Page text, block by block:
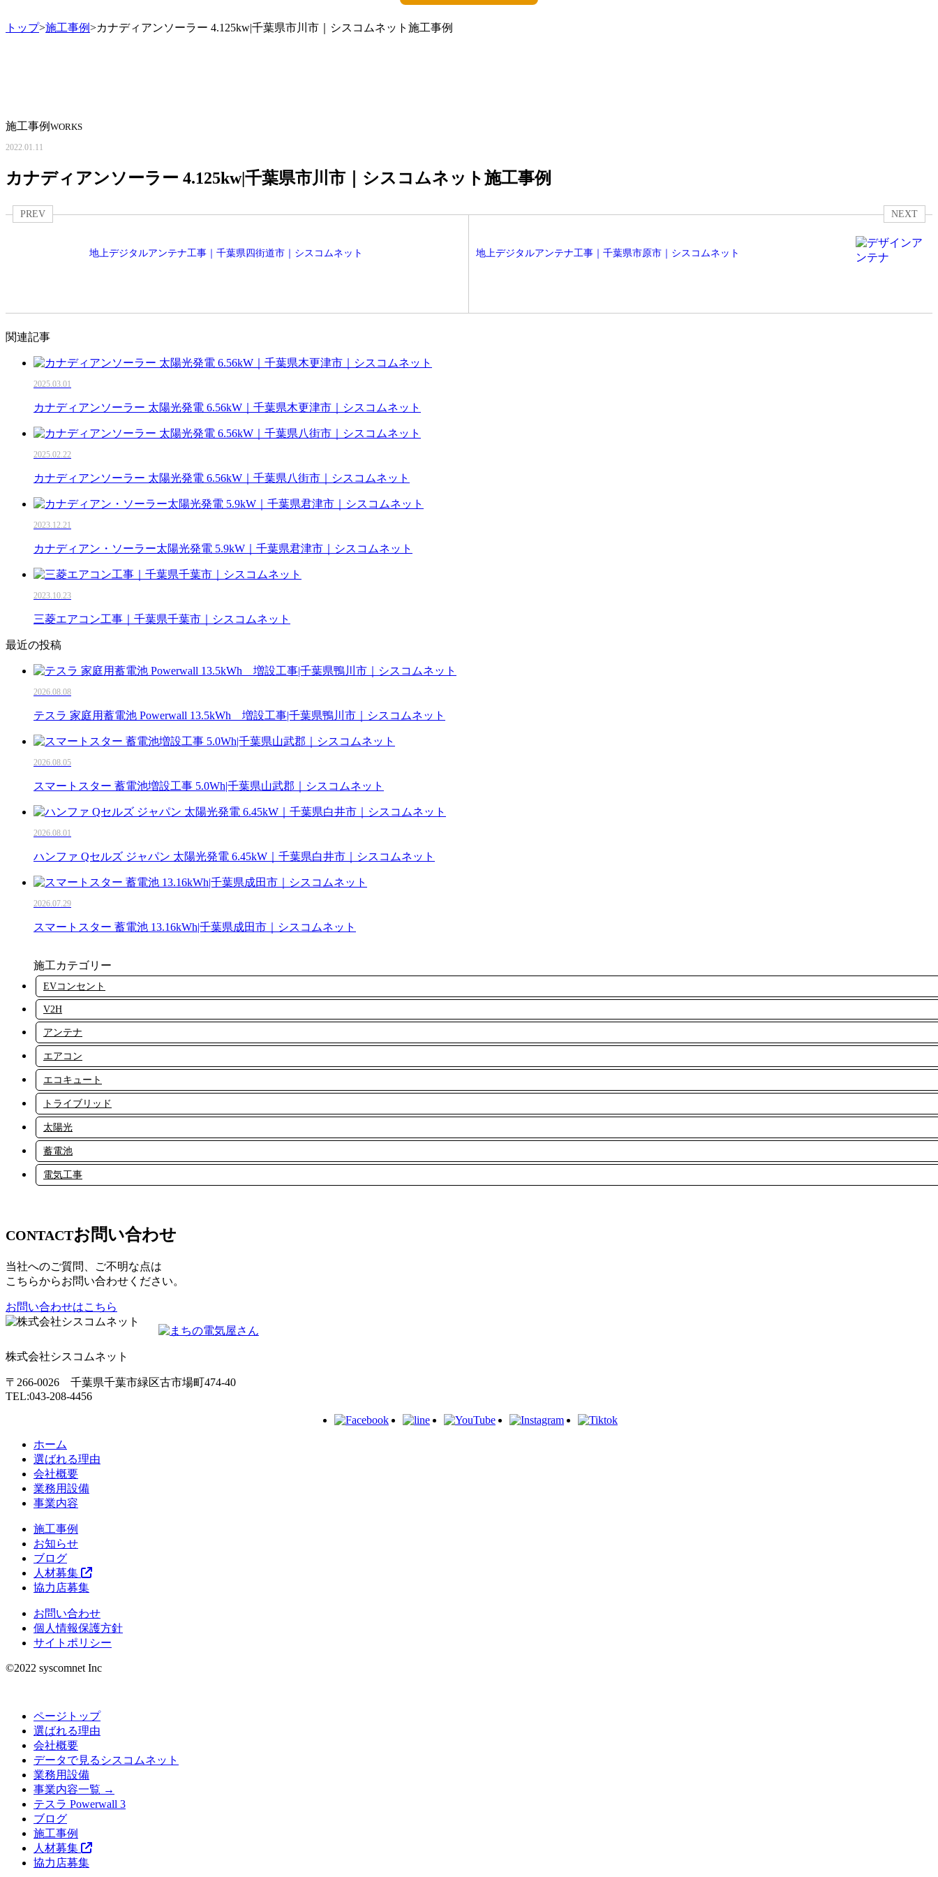
トップ>施工事例>カナディアンソーラー 4.125kw|千葉県市川市｜シスコムネット施工事例
施工事例 WORKS
2022.01.11
カナディアンソーラー 4.125kw|千葉県市川市｜シスコムネット施工事例
PREV
地上デジタルアンテナ工事｜千葉県四街道市｜シスコムネット
NEXT
地上デジタルアンテナ工事｜千葉県市原市｜シスコムネット
関連記事
2025.03.01
カナディアンソーラー 太陽光発電 6.56kW｜千葉県木更津市｜シスコムネット
2025.02.22
カナディアンソーラー 太陽光発電 6.56kW｜千葉県八街市｜シスコムネット
2023.12.21
カナディアン・ソーラー太陽光発電 5.9kW｜千葉県君津市｜シスコムネット
2023.10.23
三菱エアコン工事｜千葉県千葉市｜シスコムネット
最近の投稿
2026.08.08
テスラ 家庭用蓄電池 Powerwall 13.5kWh 増設工事|千葉県鴨川市｜シスコムネット
2026.08.05
スマートスター 蓄電池増設工事 5.0Wh|千葉県山武郡｜シスコムネット
2026.08.01
ハンファ Qセルズ ジャパン 太陽光発電 6.45kW｜千葉県白井市｜シスコムネット
2026.07.29
スマートスター 蓄電池 13.16kWh|千葉県成田市｜シスコムネット
施工カテゴリー
EVコンセント
V2H
アンテナ
エアコン
エコキュート
トライブリッド
太陽光
蓄電池
電気工事
CONTACTお問い合わせ
当社へのご質問、ご不明な点は
こちらからお問い合わせください。
お問い合わせはこちら
株式会社シスコムネット
〒266-0026 千葉県千葉市緑区古市場町474-40
TEL:043-208-4456
ホーム
選ばれる理由
会社概要
業務用設備
事業内容
施工事例
お知らせ
ブログ
人材募集
協力店募集
お問い合わせ
個人情報保護方針
サイトポリシー
©︎2022 syscomnet Inc
ページトップ
選ばれる理由
会社概要
データで見るシスコムネット
業務用設備
事業内容一覧 →
テスラ Powerwall 3
ブログ
施工事例
人材募集
協力店募集